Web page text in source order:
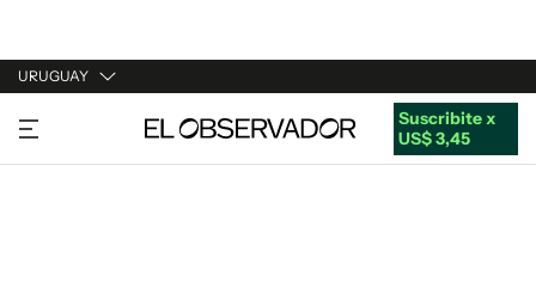
URUGUAY
URUGUAY
ARGENTINA
Suscribite x
US$ 3,45